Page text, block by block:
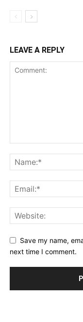
LEAVE A REPLY
Save my name,
next time I comment.